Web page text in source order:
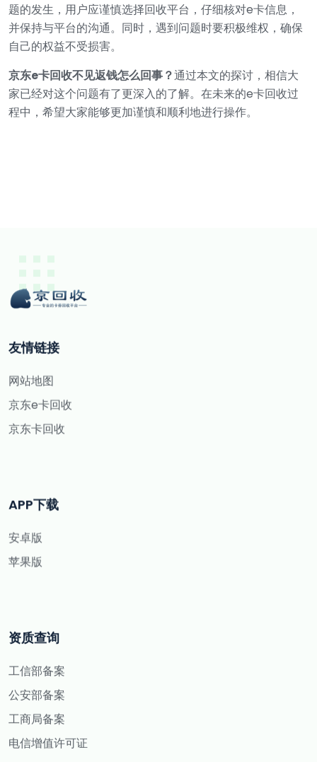
题的发生，用户应谨慎选择回收平台，仔细核对e卡信息，
并保持与平台的沟通。同时，遇到问题时要积极维权，确保
自己的权益不受损害。
京东e卡回收不见返钱怎么回事？通过本文的探讨，相信大
家已经对这个问题有了更深入的了解。在未来的e卡回收过
程中，希望大家能够更加谨慎和顺利地进行操作。
友情链接
网站地图
京东e卡回收
京东卡回收
APP下载
安卓版
苹果版
资质查询
工信部备案
公安部备案
工商局备案
电信增值许可证